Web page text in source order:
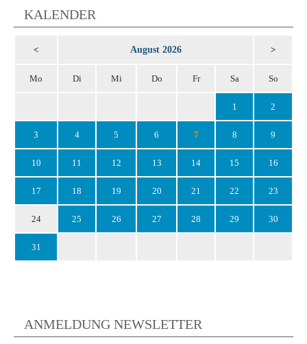
KALENDER
< August 2026 >
Mo Di Mi Do Fr Sa So
1 2
3 4 5 6 7 8 9
10 11 12 13 14 15 16
17 18 19 20 21 22 23
24 25 26 27 28 29 30
31
ANMELDUNG NEWSLETTER